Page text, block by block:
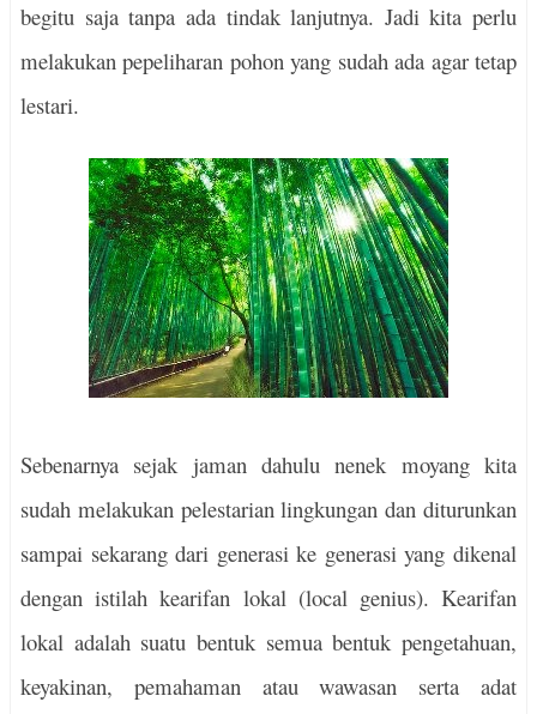
begitu saja tanpa ada tindak lanjutnya. Jadi kita perlu
melakukan pepeliharan pohon yang sudah ada agar tetap
lestari.
Sebenarnya sejak jaman dahulu nenek moyang kita
sudah melakukan pelestarian lingkungan dan diturunkan
sampai sekarang dari generasi ke generasi yang dikenal
dengan istilah kearifan lokal (local genius). Kearifan
lokal adalah suatu bentuk semua bentuk pengetahuan,
keyakinan, pemahaman atau wawasan serta adat